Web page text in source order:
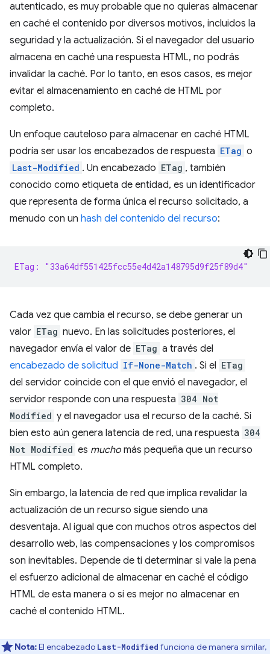
autenticado, es muy probable que no quieras almacenar
en caché el contenido por diversos motivos, incluidos la
seguridad y la actualización. Si el navegador del usuario
almacena en caché una respuesta HTML, no podrás
invalidar la caché. Por lo tanto, en esos casos, es mejor
evitar el almacenamiento en caché de HTML por
completo.
Un enfoque cauteloso para almacenar en caché HTML
podría ser usar los encabezados de respuesta ETag o
Last-Modified . Un encabezado ETag , también
conocido como etiqueta de entidad, es un identificador
que representa de forma única el recurso solicitado, a
menudo con un hash del contenido del recurso:
ETag: "33a64df551425fcc55e4d42a148795d9f25f89d4"
Cada vez que cambia el recurso, se debe generar un
valor ETag nuevo. En las solicitudes posteriores, el
navegador envía el valor de ETag a través del
encabezado de solicitud If-None-Match . Si el ETag
del servidor coincide con el que envió el navegador, el
servidor responde con una respuesta 304 Not
Modified y el navegador usa el recurso de la caché. Si
bien esto aún genera latencia de red, una respuesta 304
Not Modified es mucho más pequeña que un recurso
HTML completo.
Sin embargo, la latencia de red que implica revalidar la
actualización de un recurso sigue siendo una
desventaja. Al igual que con muchos otros aspectos del
desarrollo web, las compensaciones y los compromisos
son inevitables. Depende de ti determinar si vale la pena
el esfuerzo adicional de almacenar en caché el código
HTML de esta manera o si es mejor no almacenar en
caché el contenido HTML.
Nota:El encabezado Last-Modified funciona de manera similar,